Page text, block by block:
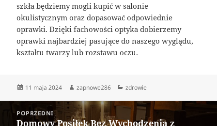
szkła będziemy mogli kupić w salonie
okulistycznym oraz dopasować odpowiednie
oprawki. Dzięki fachowości optyka dobierzemy
oprawki najbardziej pasujące do naszego wyglądu,
kształtu twarzy lub rozstawu oczu.
Data
11 maja 2024 Autor
zapnowe286 Kategorie
zdrowie
wpisuPOPRZEDNI
Poprzedni
Domowy Posiłek Bez Wychodzenia z